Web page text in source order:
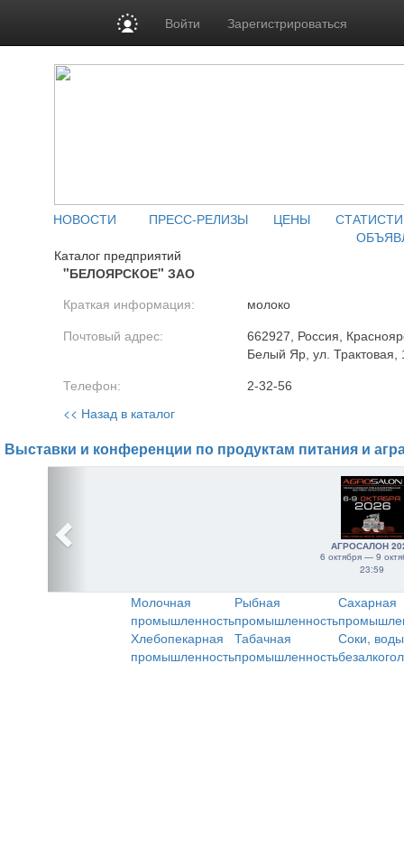
Войти Зарегистрироваться
НОВОСТИ ПРЕСС-РЕЛИЗЫ ЦЕНЫ
Каталог предприятий
"БЕЛОЯРСКОЕ" ЗАО
Краткая информация: молоко
Почтовый адрес:
662927, Россия,
Белый Яр, ул. Трактовая,
Телефон: 2-32-56
<< Назад в каталог
Выставки и конференции по продуктам питания и
АГРОСАЛОН
6 октября — 9
23:59
Молочная
промышленность
Рыбная
промышленность
Сахарная
Хлебопекарная
промышленность
Табачная
промышленность
Соки,